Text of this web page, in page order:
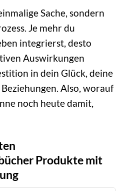
Sache, sondern
Je mehr du
integrierst, desto
Auswirkungen
in dein Glück, deine
Also, worauf
noch heute damit,
Produkte mit